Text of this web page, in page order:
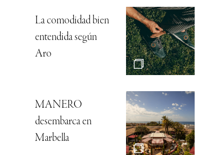
La comodidad bien
entendida según
Aro
MANERO
desembarca en
Marbella